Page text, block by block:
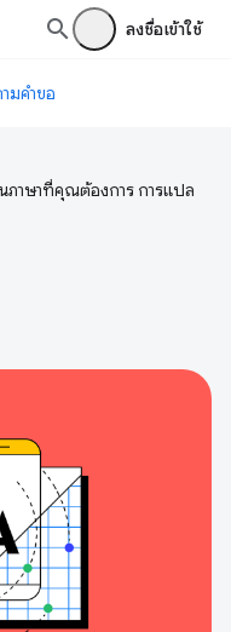
ลงชื่อเข้าใช้
มคำขอ
ภาษาที่คุณต้องการ การแปล